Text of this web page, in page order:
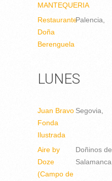
MANTEQUERIA
Restaurante
Doña
Berenguela
Palencia
LUNES
Juan Bravo
Fonda
Ilustrada
Segovia
Aire by
Doze
(Campo de
Doñinos de
Salamanca